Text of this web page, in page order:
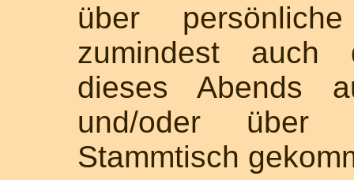
über
zumindest auch
dieses Abends
und/oder über
Stammtisch